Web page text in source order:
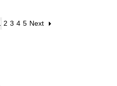
2 3 4 5 Next